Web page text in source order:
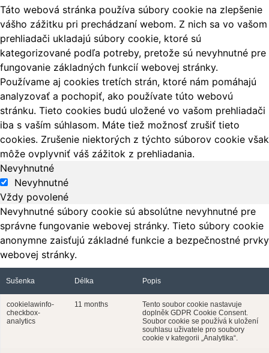
Táto webová stránka používa súbory cookie na zlepšenie
vášho zážitku pri prechádzaní webom. Z nich sa vo vašom
prehliadači ukladajú súbory cookie, ktoré sú
kategorizované podľa potreby, pretože sú nevyhnutné pre
fungovanie základných funkcií webovej stránky.
Používame aj cookies tretích strán, ktoré nám pomáhajú
analyzovať a pochopiť, ako používate túto webovú
stránku. Tieto cookies budú uložené vo vašom prehliadači
iba s vaším súhlasom. Máte tiež možnosť zrušiť tieto
cookies. Zrušenie niektorých z týchto súborov cookie však
môže ovplyvniť váš zážitok z prehliadania.
Nevyhnutné
Nevyhnutné
Vždy povolené
Nevyhnutné súbory cookie sú absolútne nevyhnutné pre
správne fungovanie webovej stránky. Tieto súbory cookie
anonymne zaisťujú základné funkcie a bezpečnostné prvky
webovej stránky.
Sušenka Délka Popis
cookielawinfo-
checkbox-
analytics
11 months
Tento soubor cookie nastavuje
doplněk GDPR Cookie Consent.
Soubor cookie se používá k uložení
souhlasu uživatele pro soubory
cookie v kategorii „Analytika“.